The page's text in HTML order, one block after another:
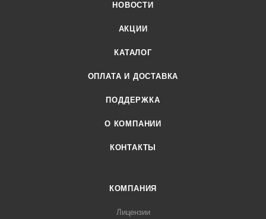
НОВОСТИ
АКЦИИ
КАТАЛОГ
ОПЛАТА И ДОСТАВКА
ПОДДЕРЖКА
О КОМПАНИИ
КОНТАКТЫ
КОМПАНИЯ
Лицензии